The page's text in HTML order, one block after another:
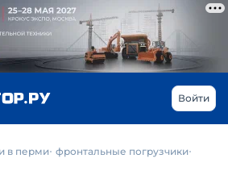
Войти
в перми фронтальные погрузчики